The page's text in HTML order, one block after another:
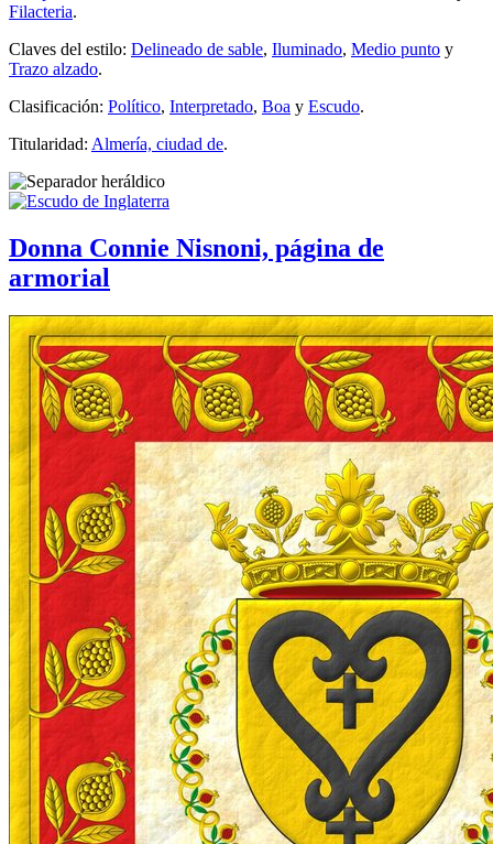
Filacteria.
Claves del estilo: Delineado de sable, Iluminado, Medio punto y
Trazo alzado.
Clasificación: Político, Interpretado, Boa y Escudo.
Titularidad: Almería, ciudad de.
Donna Connie Nisnoni, página de
armorial